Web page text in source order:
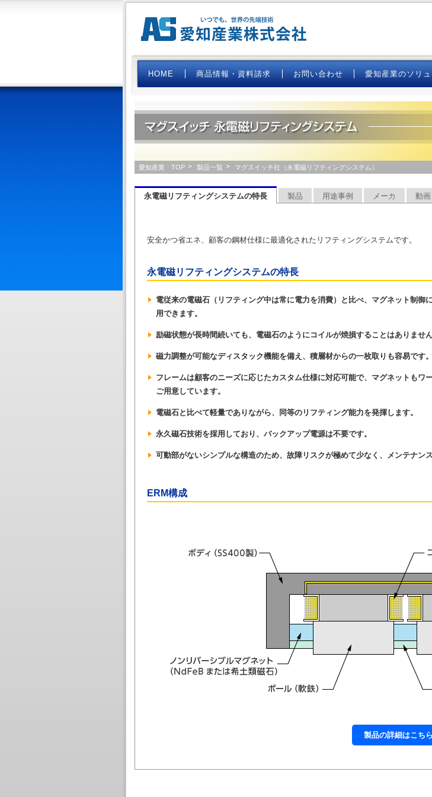
HOME 商品情報・資料請求 お問い合わせ 愛知産業のソリ
マグスイッチ社 永電磁リフティングシス
愛知産業 TOP 製品一覧 マグスイッチ社（永電磁リフティングシステム）
永電磁リフティングシステムの特長 製品 用途事例 メーカ 動画
安全かつ省エネ、顧客の鋼材仕様に最適化されたリフティングシステムです。
永電磁リフティングシステムの特長
電従来の電磁石（リフティング中は常に電力を消費）と比べ、マグネット制
用できます。
励磁状態が長時間続いても、電磁石のようにコイルが焼損することはありません
磁力調整が可能なディスタック機能を備え、積層材からの一枚取りも容易です。
フレームは顧客のニーズに応じたカスタム仕様に対応可能で、マグネットもワ
ご用意しています。
電磁石と比べて軽量でありながら、同等のリフティング能力を発揮します。
永久磁石技術を採用しており、バックアップ電源は不要です。
可動部がないシンプルな構造のため、故障リスクが極めて少なく、メンテナン
ERM構成
製品の詳細はこちら